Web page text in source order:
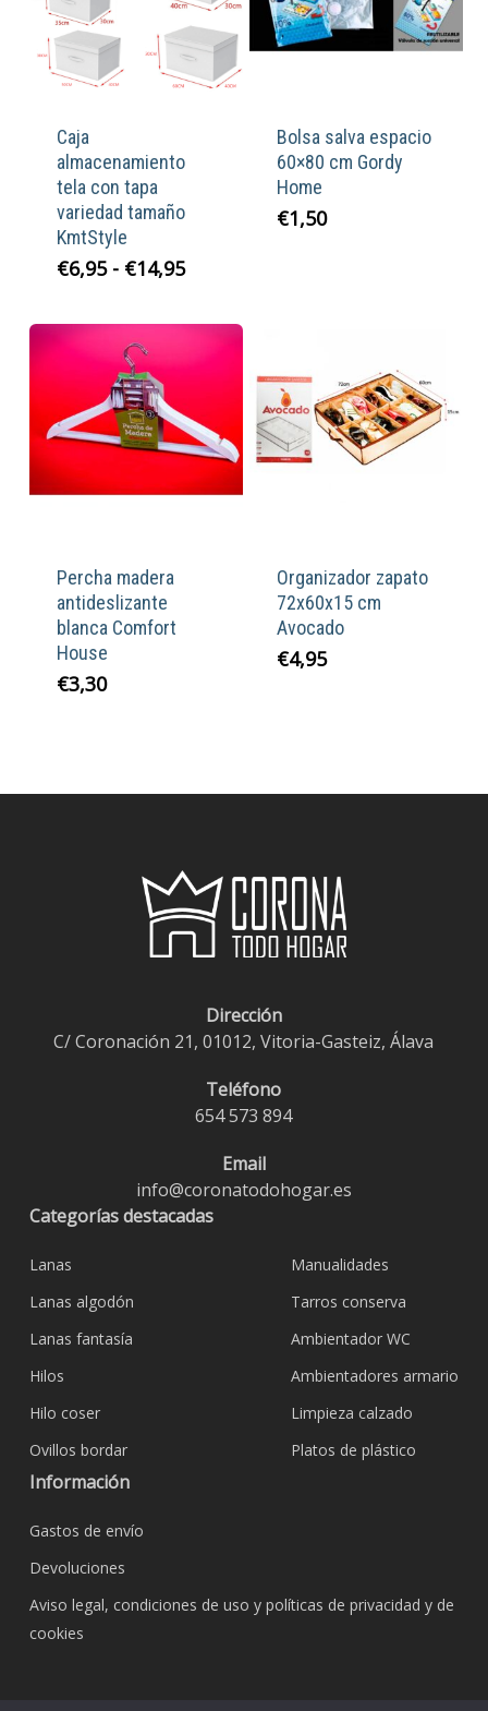
Caja
almacenamiento
tela con tapa
variedad tamaño
KmtStyle
€6,95 - €14,95Rango
desde
€6,95
hasta
€14,95
Bolsa salva espacio
60×80 cm Gordy
Home
€1,50
Percha madera
antideslizante
blanca Comfort
House
€3,30
Organizador zapato
72x60x15 cm
Avocado
€4,95
Dirección
C/ Coronación 21, 01012, Vitoria-Gasteiz, Álava
Teléfono
654 573 894
Email
info@coronatodohogar.es
Categorías destacadas
Lanas
Lanas algodón
Lanas fantasía
Hilos
Hilo coser
Ovillos bordar
Manualidades
Tarros conserva
Ambientador WC
Ambientadores armario
Limpieza calzado
Platos de plástico
Información
Gastos de envío
Devoluciones
Aviso legal, condiciones de uso y políticas de privacidad y de
cookies